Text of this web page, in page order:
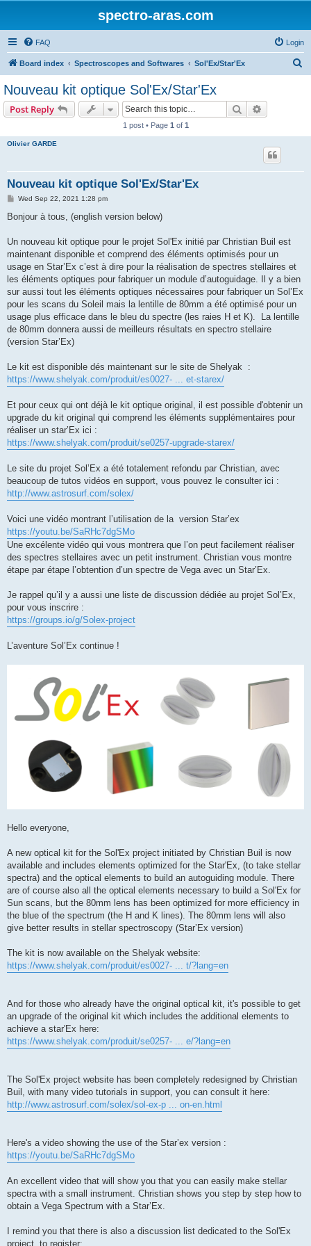
spectro-aras.com
FAQ Login
Board index Spectroscopes and Softwares Sol'Ex/Star'Ex
Nouveau kit optique Sol'Ex/Star'Ex
Post Reply Search
1 post • Page 1 of 1
Olivier GARDE
Nouveau kit optique Sol'Ex/Star'Ex
P
s
Wed Sep 22, 2021 1:28 pm
Bonjour à tous, (english version below)
Un nouveau kit optique pour le projet Sol'Ex initié par Christian Buil est
maintenant disponible et comprend des éléments optimisés pour un
usage en Star’Ex c’est à dire pour la réalisation de spectres stellaires et
les éléments optiques pour fabriquer un module d’autoguidage. Il y a bien
sur aussi tout les éléments optiques nécessaires pour fabriquer un Sol’Ex
pour les scans du Soleil mais la lentille de 80mm a été optimisé pour un
usage plus efficace dans le bleu du spectre (les raies H et K). La lentille
de 80mm donnera aussi de meilleurs résultats en spectro stellaire
(version Star’Ex)
Le kit est disponible dés maintenant sur le site de Shelyak :
https://www.shelyak.com/produit/es0027- ... et-starex/
Et pour ceux qui ont déjà le kit optique original, il est possible d'obtenir un
upgrade du kit original qui comprend les éléments supplémentaires pour
réaliser un star’Ex ici :
https://www.shelyak.com/produit/se0257-upgrade-starex/
Le site du projet Sol’Ex a été totalement refondu par Christian, avec
beaucoup de tutos vidéos en support, vous pouvez le consulter ici :
http://www.astrosurf.com/solex/
Voici une vidéo montrant l’utilisation de la version Star’ex
https://youtu.be/SaRHc7dgSMo
Une excélente vidéo qui vous montrera que l’on peut facilement réaliser
des spectres stellaires avec un petit instrument. Christian vous montre
étape par étape l’obtention d’un spectre de Vega avec un Star’Ex.
Je rappel qu’il y a aussi une liste de discussion dédiée au projet Sol’Ex,
pour vous inscrire :
https://groups.io/g/Solex-project
L’aventure Sol’Ex continue !
Hello everyone,
A new optical kit for the Sol'Ex project initiated by Christian Buil is now
available and includes elements optimized for the Star'Ex, (to take stellar
spectra) and the optical elements to build an autoguiding module. There
are of course also all the optical elements necessary to build a Sol'Ex for
Sun scans, but the 80mm lens has been optimized for more efficiency in
the blue of the spectrum (the H and K lines). The 80mm lens will also
give better results in stellar spectroscopy (Star’Ex version)
The kit is now available on the Shelyak website:
https://www.shelyak.com/produit/es0027- ... t/?lang=en
And for those who already have the original optical kit, it's possible to get
an upgrade of the original kit which includes the additional elements to
achieve a star'Ex here:
https://www.shelyak.com/produit/se0257- ... e/?lang=en
The Sol'Ex project website has been completely redesigned by Christian
Buil, with many video tutorials in support, you can consult it here:
http://www.astrosurf.com/solex/sol-ex-p ... on-en.html
Here's a video showing the use of the Star’ex version :
https://youtu.be/SaRHc7dgSMo
An excellent video that will show you that you can easily make stellar
spectra with a small instrument. Christian shows you step by step how to
obtain a Vega Spectrum with a Star’Ex.
I remind you that there is also a discussion list dedicated to the Sol'Ex
project, to register: